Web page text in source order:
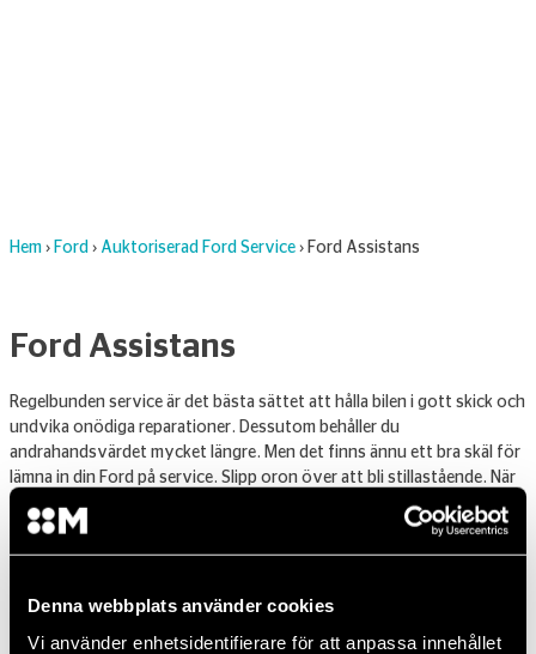
Denna webbplats använder cookies
Vi använder enhetsidentifierare för att anpassa innehållet
Hem › Ford › Auktoriserad Ford Service › Ford Assistans
Ford Assistans
Regelbunden service är det bästa sättet att hålla bilen i gott skick och
undvika onödiga reparationer. Dessutom behåller du
andrahandsvärdet mycket längre. Men det finns ännu ett bra skäl för
lämna in din Ford på service. Slipp oron över att bli stillastående. När
du servar din bil hos en auktoriserad Fordverkstad ingår kostnadsfri
vägassistans. Skulle du råka ut för missöde kontaktar du Ford
Assistans. Det gäller alla Fordbilar, oavsett ålder och milantal.
Ford Assistans är tillgängligt 24 timmar om dygnet året runt och är
bara ett telefonsamtal bort var du än är i Europa.